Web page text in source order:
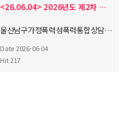
<26.06.04> 2026년도 제2차 운영위원회
울산남구가정폭력성폭력통합상담…
Date 2026-06-04
Hit 217